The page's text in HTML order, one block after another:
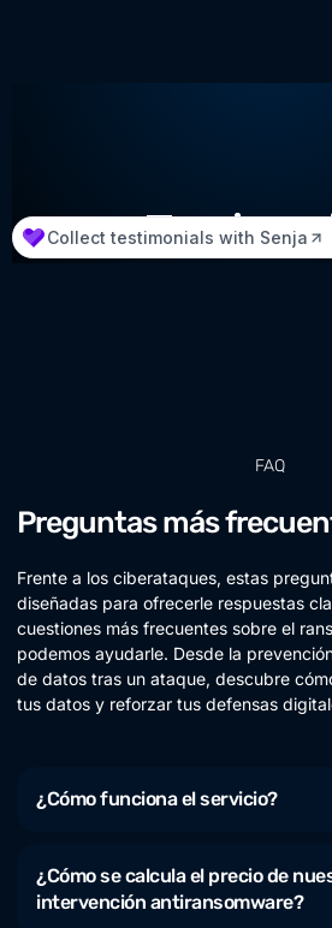
FAQ
Preguntas más
Frente a los ciberataques, estas
diseñadas para ofrecerle respuestas
cuestiones más frecuentes sobre el
podemos ayudarle. Desde la
de datos tras un ataque, descubre
tus datos y reforzar tus defensas
¿Cómo funciona el servicio?
¿Cómo se calcula el precio de
intervención antiransomware?